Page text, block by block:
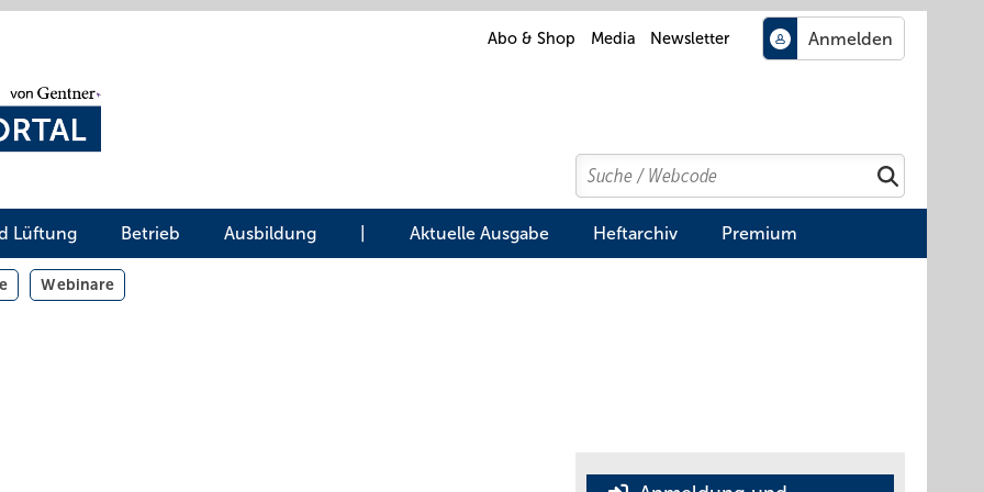
Abo & Shop Media Newsletter
Search
Suchen
Lüftung Betrieb Ausbildung Aktuelle Ausgabe Heftarchiv Premium
Webinare